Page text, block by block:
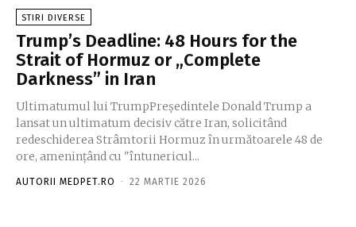
STIRI DIVERSE
Trump’s Deadline: 48 Hours for the
Strait of Hormuz or „Complete
Darkness” in Iran
Ultimatumul lui TrumpPreședintele Donald Trump a
lansat un ultimatum decisiv către Iran, solicitând
redeschiderea Strâmtorii Hormuz în următoarele 48 de
ore, amenințând cu "întunericul...
AUTORII MEDPET.RO - 22 MARTIE 2026